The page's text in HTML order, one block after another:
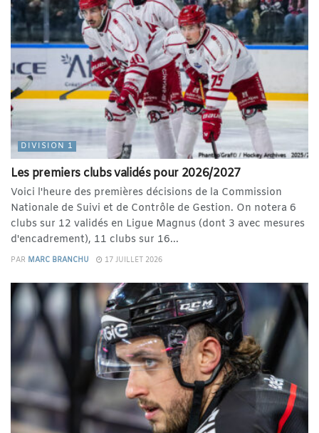
DIVISION 1
Les premiers clubs validés pour 2026/2027
Voici l'heure des premières décisions de la Commission
Nationale de Suivi et de Contrôle de Gestion. On notera 6
clubs sur 12 validés en Ligue Magnus (dont 3 avec mesures
d'encadrement), 11 clubs sur 16...
PAR MARC BRANCHU 17 JUILLET 2026